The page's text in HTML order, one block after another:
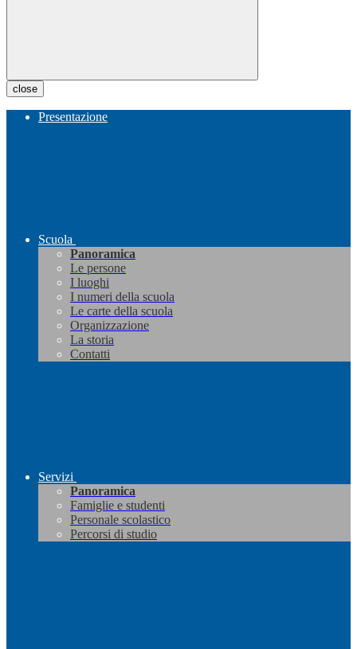
close
Presentazione
Scuola
Panoramica
Le persone
I luoghi
I numeri della scuola
Le carte della scuola
Organizzazione
La storia
Contatti
Servizi
Panoramica
Famiglie e studenti
Personale scolastico
Percorsi di studio